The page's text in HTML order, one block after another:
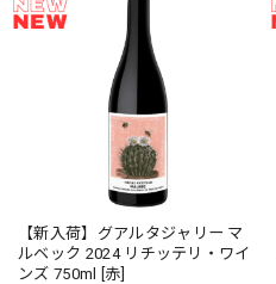
【新入荷】グアルタジャリー マ
ルベック 2024 リチッテリ・ワイ
ンズ 750ml [赤]